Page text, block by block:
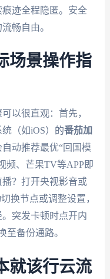
迹全程隐匿。安全
畅自由。
场景操作指
以很直观：首先，
（如iOS）的番茄加
动推荐最优“回国模
频、芒果TV等APP即
？打开央视影音或
换节点或调整设置，
突发卡顿时点开内
至备份通路。
就该行云流